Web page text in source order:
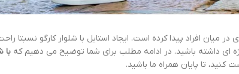
میان افراد پیدا کرده است. ایجاد استایل با شلوار کارگو نسبتا
ای داشته باشید. در ادامه مطلب برای شما توضیح می دهیم که با
تا پایان همراه ما باشید.